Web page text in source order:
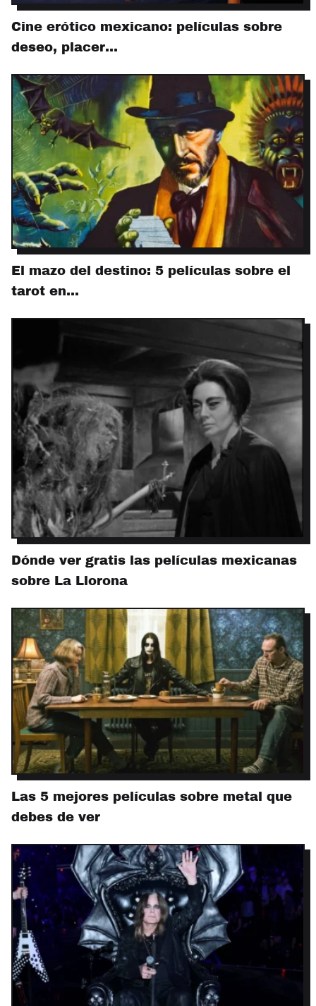
Cine erótico mexicano: películas sobre
deseo, placer…
El mazo del destino: 5 películas sobre el
tarot en…
Dónde ver gratis las películas mexicanas
sobre La Llorona
Las 5 mejores películas sobre metal que
debes de ver